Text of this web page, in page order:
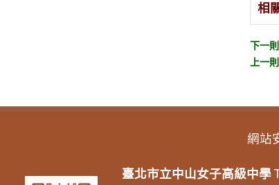
相
網站
臺北市立中山女子高級中學